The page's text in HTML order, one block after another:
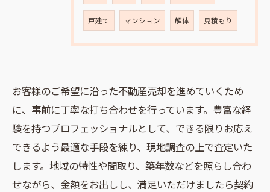
戸建て マンション 解体 見積もり
お客様のご希望に沿った不動産売却を進めていくため
に、事前に丁寧な打ち合わせを行っています。豊富な経
験を持つプロフェッショナルとして、できる限りお応え
できるよう最適な手段を練り、現地調査の上で査定いた
します。地域の特性や間取り、築年数などを照らし合わ
せながら、金額をお出しし、満足いただけましたら契約